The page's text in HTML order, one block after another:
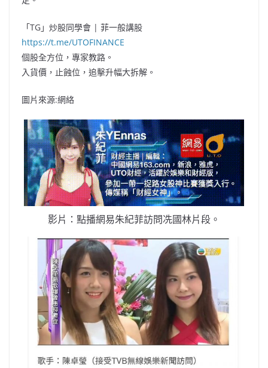
「TG」炒股同學會 | 菲一般講股
https://t.me/UTOFINANCE
個股全方位，專家教路。
入貨價，止蝕位，追擊升幅大拆解。
圖片來源:網絡
影片：點播網易朱紀菲訪問冼國林片段。